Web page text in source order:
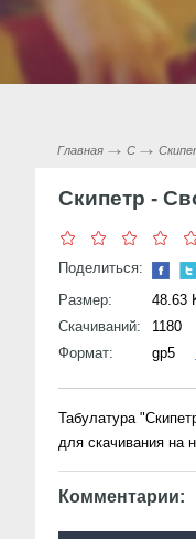
Главная С
Скипетр -
Поделиться:
Размер:
48.63
Скачиваний:
1180
Формат:
gp5
Табулатура
для скачивания на
Комментарии: